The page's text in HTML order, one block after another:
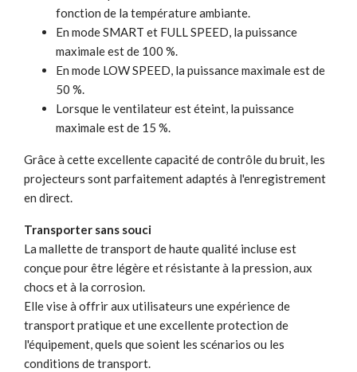
fonction de la température ambiante.
En mode SMART et FULL SPEED, la puissance
maximale est de 100 %.
En mode LOW SPEED, la puissance maximale est de
50 %.
Lorsque le ventilateur est éteint, la puissance
maximale est de 15 %.
Grâce à cette excellente capacité de contrôle du bruit, les
projecteurs sont parfaitement adaptés à l'enregistrement
en direct.
Transporter sans souci
La mallette de transport de haute qualité incluse est
conçue pour être légère et résistante à la pression, aux
chocs et à la corrosion.
Elle vise à offrir aux utilisateurs une expérience de
transport pratique et une excellente protection de
l'équipement, quels que soient les scénarios ou les
conditions de transport.